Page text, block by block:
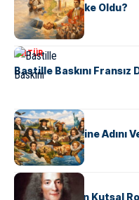
Tunus Nasıl Ülke Oldu?
KÜLTÜR
Bastille Baskını Fransız
KÜLTÜR
ABD Eyaletlerine Adını
KÜLTÜR
Voltaire Neden Kutsal